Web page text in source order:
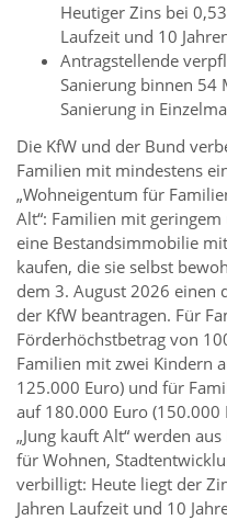
Heutiger Zins bei
Laufzeit und 10
Antragstellende
Sanierung binnen 54
Sanierung in
Die KfW und der Bund
Familien mit mindestens
„Wohneigentum für
Alt“: Familien mit
eine Bestandsimmobilie
kaufen, die sie selbst
dem 3. August 2026 einen
der KfW beantragen. Für
Förderhöchstbetrag von
Familien mit zwei Kindern
125.000 Euro) und für
auf 180.000 Euro (150.000
„Jung kauft Alt“ werden
für Wohnen,
verbilligt: Heute liegt der
Jahren Laufzeit und 10